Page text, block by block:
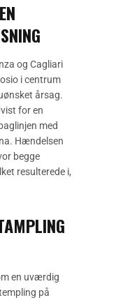
og Cagliari
i centrum
årsag.
for en
med
Hændelsen
begge
resulterede i,
en uværdig
på